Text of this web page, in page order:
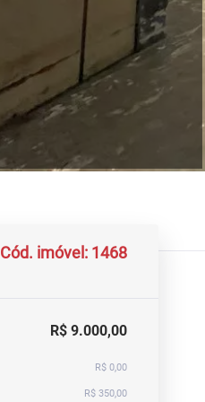
Cód. imóvel: 1468
R$ 9.000,00
R$ 0,00
R$ 350,00